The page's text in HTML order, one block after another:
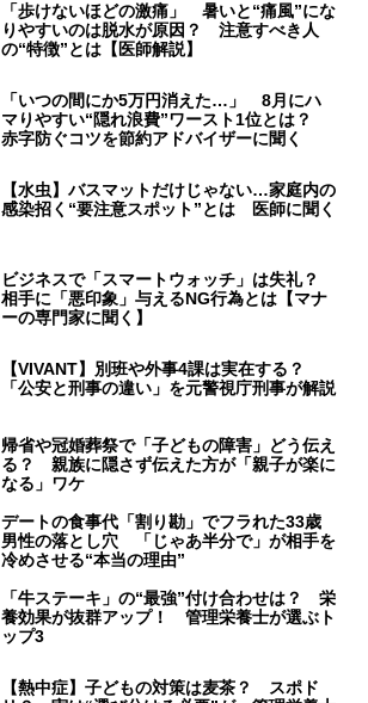
「歩けないほどの激痛」 暑いと“痛風”にな
りやすいのは脱水が原因？ 注意すべき人
の“特徴”とは【医師解説】
「いつの間にか5万円消えた…」 8月にハ
マりやすい“隠れ浪費”ワースト1位とは？
赤字防ぐコツを節約アドバイザーに聞く
【水虫】バスマットだけじゃない…家庭内の
感染招く“要注意スポット”とは 医師に聞く
ビジネスで「スマートウォッチ」は失礼？
相手に「悪印象」与えるNG行為とは【マナ
ーの専門家に聞く】
【VIVANT】別班や外事4課は実在する？
「公安と刑事の違い」を元警視庁刑事が解説
帰省や冠婚葬祭で「子どもの障害」どう伝え
る？ 親族に隠さず伝えた方が「親子が楽に
なる」ワケ
デートの食事代「割り勘」でフラれた33歳
男性の落とし穴 「じゃあ半分で」が相手を
冷めさせる“本当の理由”
「牛ステーキ」の“最強”付け合わせは？ 栄
養効果が抜群アップ！ 管理栄養士が選ぶト
ップ3
【熱中症】子どもの対策は麦茶？ スポド